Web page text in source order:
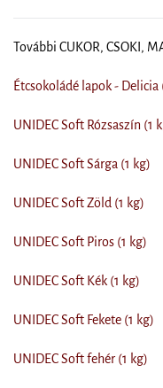
További CUKOR, CSOKI,
Étcsokoládé lapok - Delicia
UNIDEC Soft Rózsaszín (1
UNIDEC Soft Sárga (1 kg)
UNIDEC Soft Zöld (1 kg)
UNIDEC Soft Piros (1 kg)
UNIDEC Soft Kék (1 kg)
UNIDEC Soft Fekete (1 kg)
UNIDEC Soft fehér (1 kg)